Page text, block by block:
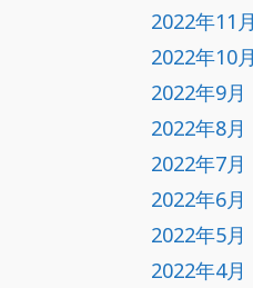
2022年11月
2022年10月
2022年9月
2022年8月
2022年7月
2022年6月
2022年5月
2022年4月